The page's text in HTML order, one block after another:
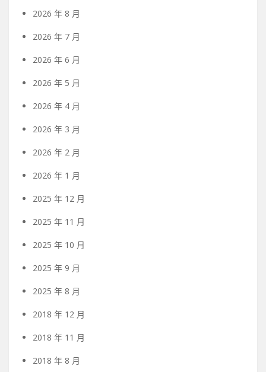
2026 年 8 月
2026 年 7 月
2026 年 6 月
2026 年 5 月
2026 年 4 月
2026 年 3 月
2026 年 2 月
2026 年 1 月
2025 年 12 月
2025 年 11 月
2025 年 10 月
2025 年 9 月
2025 年 8 月
2018 年 12 月
2018 年 11 月
2018 年 8 月